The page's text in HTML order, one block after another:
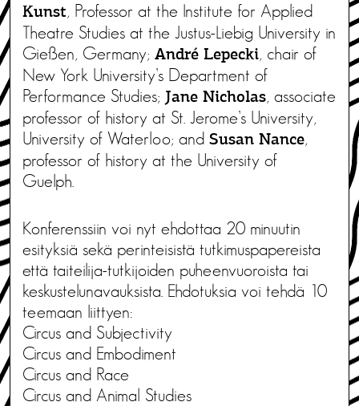
Kunst, Professor at the Institute for Applied
Theatre Studies at the Justus-Liebig University in
Gießen, Germany; André Lepecki, chair of
New York University’s Department of
Performance Studies; Jane Nicholas, associate
professor of history at St. Jerome’s University,
University of Waterloo; and Susan Nance,
professor of history at the University of
Guelph.
Konferenssiin voi nyt ehdottaa 20 minuutin
esityksiä sekä perinteisistä tutkimuspapereista
että taiteilija-tutkijoiden puheenvuoroista tai
keskustelunavauksista. Ehdotuksia voi tehdä 10
teemaan liittyen:
Circus and Subjectivity
Circus and Embodiment
Circus and Race
Circus and Animal Studies